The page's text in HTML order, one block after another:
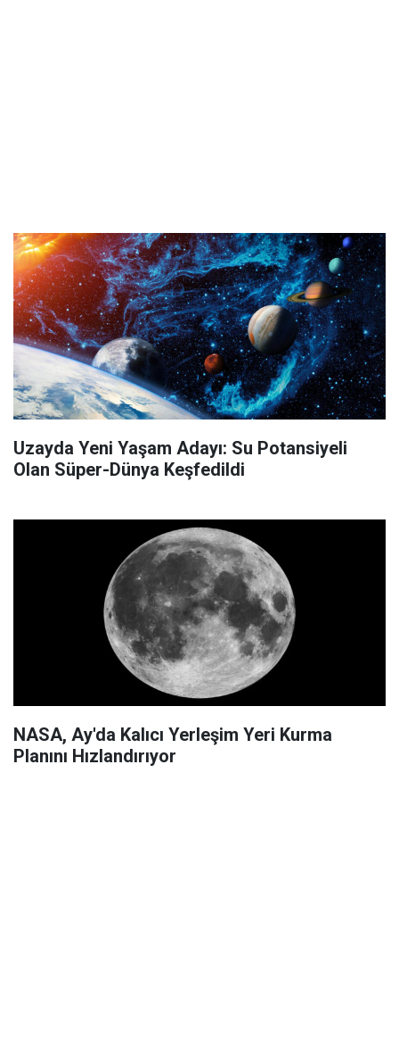
Uzayda Yeni Yaşam Adayı: Su Potansiyeli
Olan Süper-Dünya Keşfedildi
NASA, Ay'da Kalıcı Yerleşim Yeri Kurma
Planını Hızlandırıyor